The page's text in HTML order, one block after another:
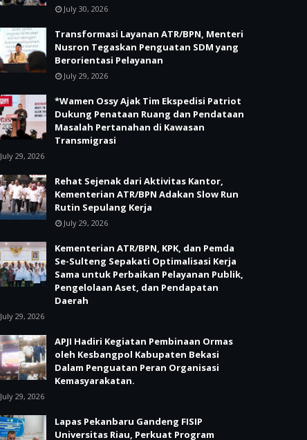
July 30, 2026
Transformasi Layanan ATR/BPN, Menteri
Nusron Tegaskan Penguatan SDM yang
Berorientasi Pelayanan
July 29, 2026
*Wamen Ossy Ajak Tim Ekspedisi Patriot
Dukung Penataan Ruang dan Pendataan
Masalah Pertanahan di Kawasan
Transmigrasi
July 29, 2026
Rehat Sejenak dari Aktivitas Kantor,
Kementerian ATR/BPN Adakan Slow Run
Rutin Sepulang Kerja
July 29, 2026
Kementerian ATR/BPN, KPK, dan Pemda
Se-Sulteng Sepakati Optimalisasi Kerja
Sama untuk Perbaikan Pelayanan Publik,
Pengelolaan Aset, dan Pendapatan
Daerah
July 29, 2026
APJI Hadiri Kegiatan Pembinaan Ormas
oleh Kesbangpol Kabupaten Bekasi
Dalam Penguatan Peran Organisasi
Kemasyarakatan.
July 29, 2026
Lapas Pekanbaru Gandeng FISIP
Universitas Riau, Perkuat Program